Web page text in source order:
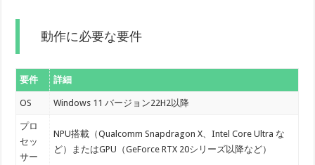
動作に必要な要件
要件 詳細
OS Windows 11 バージョン22H2以降
プロ
セッ
サー
NPU搭載（Qualcomm Snapdragon X、Intel Core Ultra な
ど）またはGPU（GeForce RTX 20シリーズ以降など）